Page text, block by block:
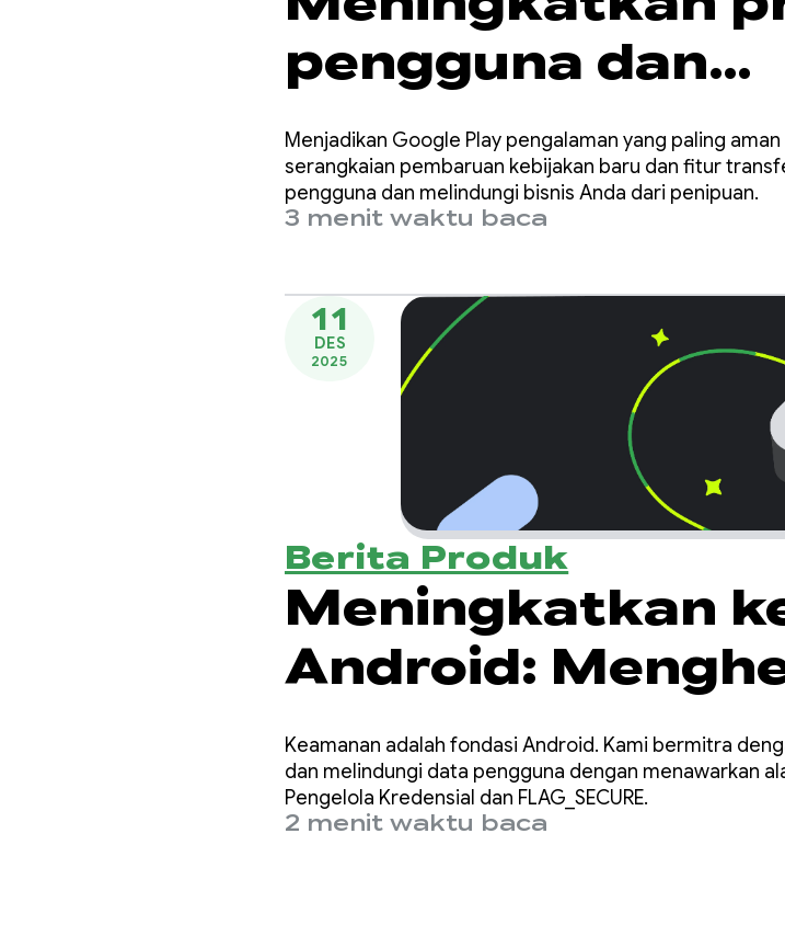
pengguna dan
perlindungan
kebijakan Play
diperbarui
Menjadikan Google Play pengalaman yang paling
serangkaian pembaruan kebijakan baru dan fitur
pengguna dan melindungi bisnis Anda dari penipuan.
3 menit waktu baca
11
DES
2025
Berita Produk
Meningkatkan
Android:
malware agar
mengintip data
Anda
Keamanan adalah fondasi Android. Kami bermitra
dan melindungi data pengguna dengan menawarkan
Pengelola Kredensial dan FLAG_SECURE.
2 menit waktu baca